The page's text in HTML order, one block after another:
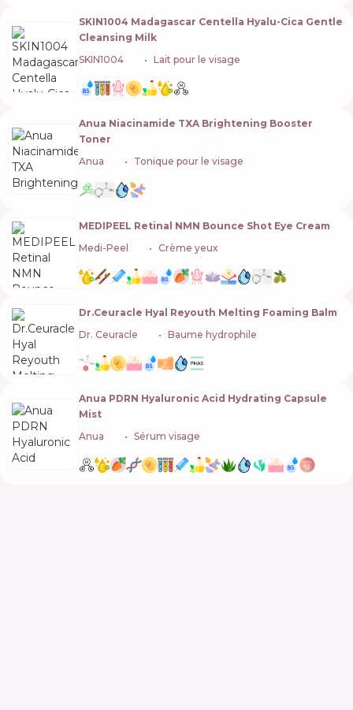
SKIN1004 Madagascar Centella Hyalu-Cica Gentle
Cleansing Milk
SKIN1004
Lait pour le visage
Anua Niacinamide TXA Brightening Booster
Toner
Anua
Tonique pour le visage
MEDIPEEL Retinal NMN Bounce Shot Eye Cream
Medi-Peel
Crème yeux
Dr.Ceuracle Hyal Reyouth Melting Foaming Balm
Dr. Ceuracle
Baume hydrophile
Anua PDRN Hyaluronic Acid Hydrating Capsule
Mist
Anua
Sérum visage